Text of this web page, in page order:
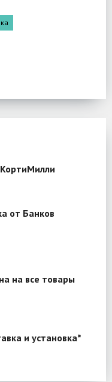
от Банков
на все товары
и установка*